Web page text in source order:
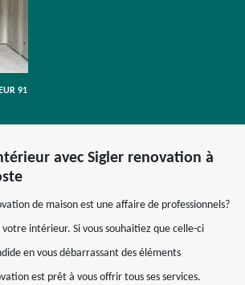
91
avec Sigler renovation à
de maison est une affaire de professionnels?
intérieur. Si vous souhaitiez que celle-ci
en vous débarrassant des éléments
est prêt à vous offrir tous ses services.